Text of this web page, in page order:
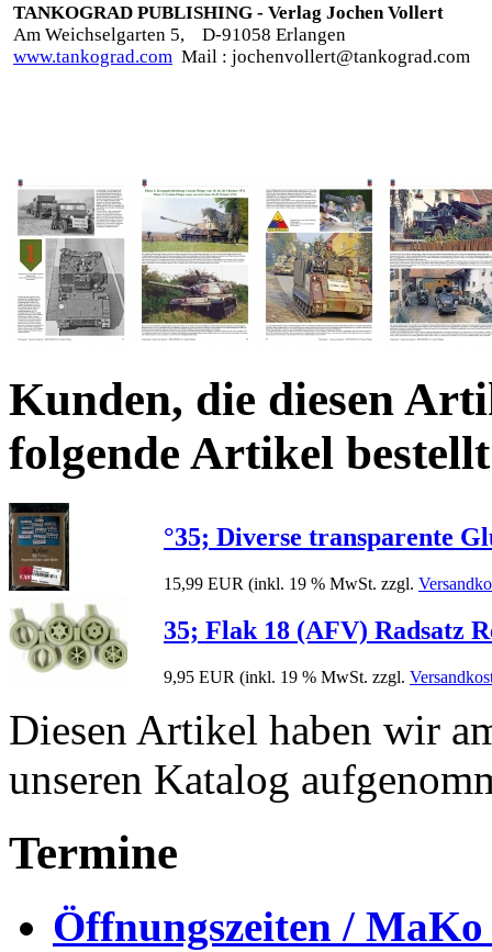
TANKOGRAD PUBLISHING - Verlag Jochen Vollert
Am Weichselgarten 5,
D-91058 Erlangen
www.tankograd.com Mail : jochenvollert@tankograd.com
Kunden, die diesen
folgende Artikel
°35; Diverse transparente
15,99 EUR (inkl. 19 % MwSt. zzgl.
35; Flak 18 (AFV) Radsatz
9,95 EUR (inkl. 19 % MwSt. zzgl.
Diesen Artikel haben wir
unseren Katalog
Termine
Öffnungszeiten /